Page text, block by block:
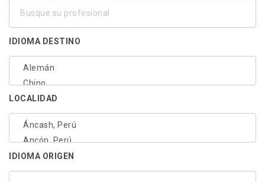
IDIOMA DESTINO
LOCALIDAD
IDIOMA ORIGEN